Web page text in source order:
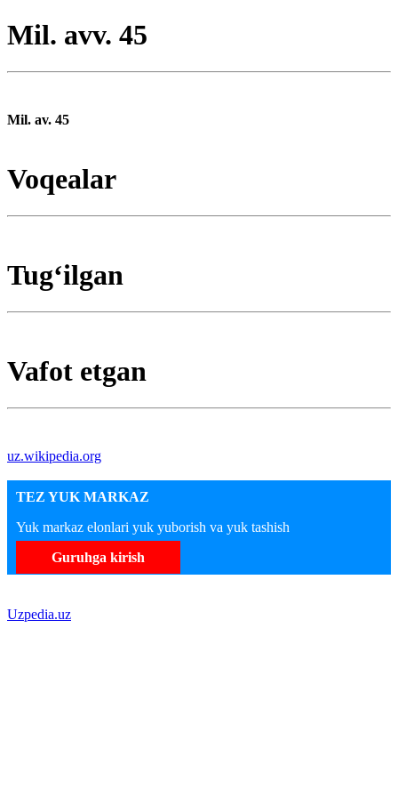
Mil. avv. 45
Mil. av. 45
Voqealar
Tugʻilgan
Vafot etgan
uz.wikipedia.org
TEZ YUK MARKAZ
Yuk markaz elonlari yuk yuborish va yuk tashish
Guruhga kirish
Uzpedia.uz